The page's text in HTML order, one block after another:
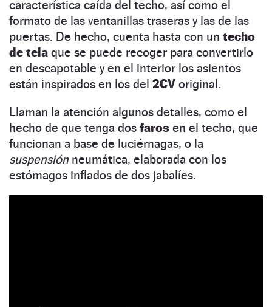
característica caída del techo, así como el
formato de las ventanillas traseras y las de las
puertas. De hecho, cuenta hasta con un techo
de tela que se puede recoger para convertirlo
en descapotable y en el interior los asientos
están inspirados en los del 2CV original.
Llaman la atención algunos detalles, como el
hecho de que tenga dos faros en el techo, que
funcionan a base de luciérnagas, o la
suspensión neumática, elaborada con los
estómagos inflados de dos jabalíes.